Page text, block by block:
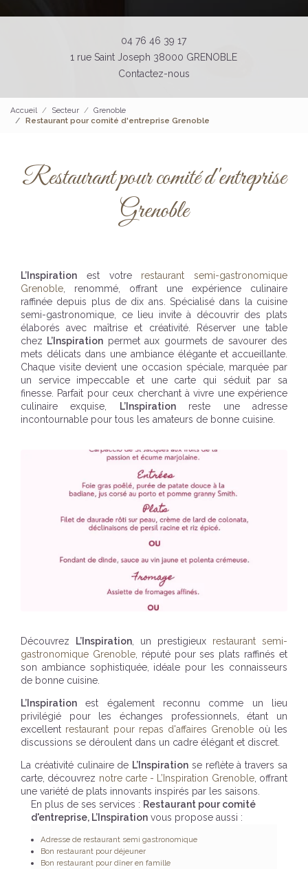
04 76 46 39 17
1 rue Saint Joseph 38000 GRENOBLE
Contactez-nous
Accueil Secteur
Grenoble
Restaurant pour comité d'entreprise Grenoble
Restaurant pour comité d'entreprise
Grenoble
L’Inspiration est votre restaurant semi-gastronomique
Grenoble , renommé, offrant une expérience culinaire
raffinée depuis plus de dix ans. Spécialisé dans la cuisine
semi-gastronomique, ce lieu invite à découvrir des plats
élaborés avec maîtrise et créativité. Réserver une table
chez L’Inspiration permet aux gourmets de savourer des
mets délicats dans une ambiance élégante et accueillante.
Chaque visite devient une occasion spéciale, marquée par
un service impeccable et une carte qui séduit par sa
finesse. Parfait pour ceux cherchant à vivre une expérience
culinaire exquise,
L’Inspirationreste une adresse
incontournable pour tous les amateurs de bonne cuisine.
Découvrez L’Inspiration , un prestigieux restaurant semi-
gastronomique Grenoble, réputé pour ses plats raffinés et
son ambiance sophistiquée, idéale pour les connaisseurs
de bonne cuisine.
L’Inspiration est également reconnu comme un lieu
privilégié pour les échanges professionnels, étant un
excellent restaurant pour repas d'affaires Grenoble où les
discussions se déroulent dans un cadre élégant et discret.
La créativité culinaire de L’Inspiration se reflète à travers sa
carte, découvrez notre carte - L’Inspiration Grenoble, offrant
une variété de plats innovants inspirés par les saisons.
En plus de ses services : Restaurant pour comité
d'entreprise, L’Inspiration vous propose aussi :
Adresse de restaurant semi gastronomique
Bon restaurant pour déjeuner
Bon restaurant pour dîner en famille